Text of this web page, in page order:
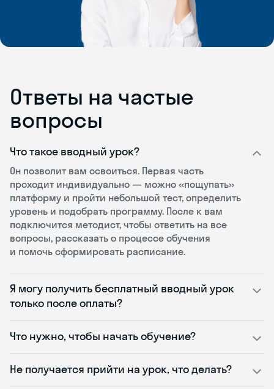
Ответы на частые
вопросы
Что такое вводный урок?
Он позволит вам освоиться. Первая часть
проходит индивидуально — можно «пощупать»
платформу и пройти небольшой тест, определить
уровень и подобрать программу. После к вам
подключится методист, чтобы ответить на все
вопросы, рассказать о процессе обучения
и помочь сформировать расписание.
Я могу получить бесплатный вводный урок
только после оплаты?
Что нужно, чтобы начать обучение?
Не получается прийти на урок, что делать?